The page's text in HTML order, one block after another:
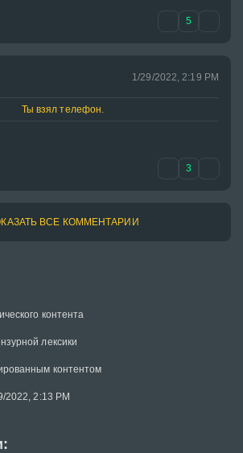
контента
лексики
контентом
2022, 2:13 PM
1/29/2022, 2:19 PM
Ты взял телефон.
3
5
ВСЕ КОММЕНТАРИИ